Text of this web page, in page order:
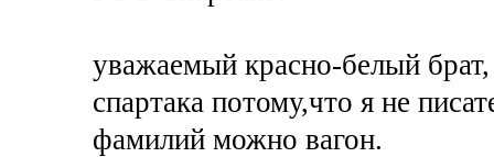
уважаемый красно-белый
спартака потому,что я не
фамилий можно вагон.